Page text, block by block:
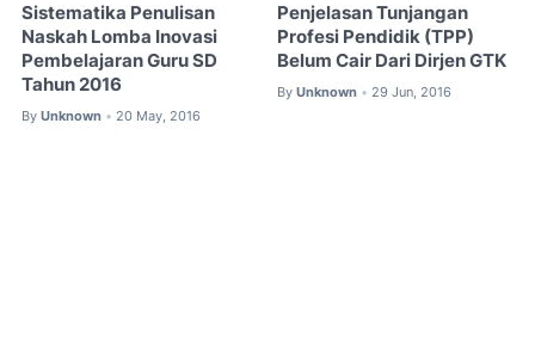
Sistematika Penulisan
Naskah Lomba Inovasi
Pembelajaran Guru SD
Tahun 2016
By Unknown • 20 May, 2016
Penjelasan Tunjangan
Profesi Pendidik (TPP)
Belum Cair Dari Dirjen GTK
By Unknown • 29 Jun, 2016